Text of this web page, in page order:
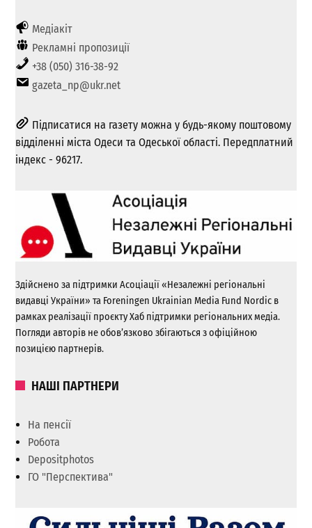
Медіакіт
Рекламні пропозиції
+38 (050) 316-38-92
gazeta_np@ukr.net
Підписатися на газету можна у будь-якому поштовому
відділенні міста Одеси та Одеської області. Передплатний
індекс - 96217.
Здійснено за підтримки Асоціації «Незалежні регіональні
видавці України» та Foreningen Ukrainian Media Fund Nordic в
рамках реалізації проєкту Хаб підтримки регіональних медіа.
Погляди авторів не обов’язково збігаються з офіційною
позицією партнерів.
НАШІ ПАРТНЕРИ
На пенсії
Робота
Depositphotos
ГО "Перспектива"